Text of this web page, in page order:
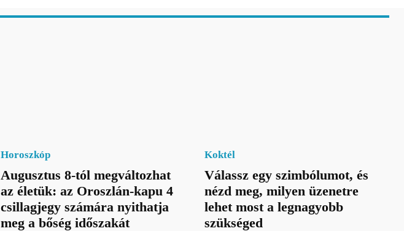
Horoszkóp
Augusztus 8-tól megváltozhat
az életük: az Oroszlán-kapu 4
csillagjegy számára nyithatja
meg a bőség időszakát
Koktél
Válassz egy szimbólumot, és
nézd meg, milyen üzenetre
lehet most a legnagyobb
szükséged